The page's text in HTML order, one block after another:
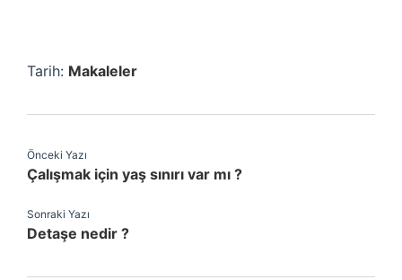
Tarih: Makaleler
Önceki Yazı
Çalışmak için yaş sınırı var mı ?
Sonraki Yazı
Detaşe nedir ?